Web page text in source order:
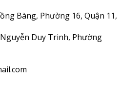
Bàng, Phường 16, Quận 11,
Duy Trinh, Phường